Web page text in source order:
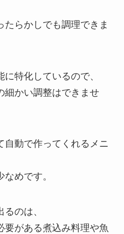
たらかしでも調理できま
特化しているので、
細かい調整はできませ
自動で作ってくれるメニ
めです。
のは、
要がある煮込み料理や魚